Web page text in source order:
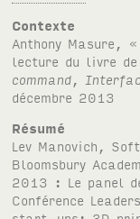
Contexte
Anthony Masure,
lecture du livre de
command
décembre 2013
Résumé
Lev Manovich,
Bloomsbury
2013 : Le panel
Conférence